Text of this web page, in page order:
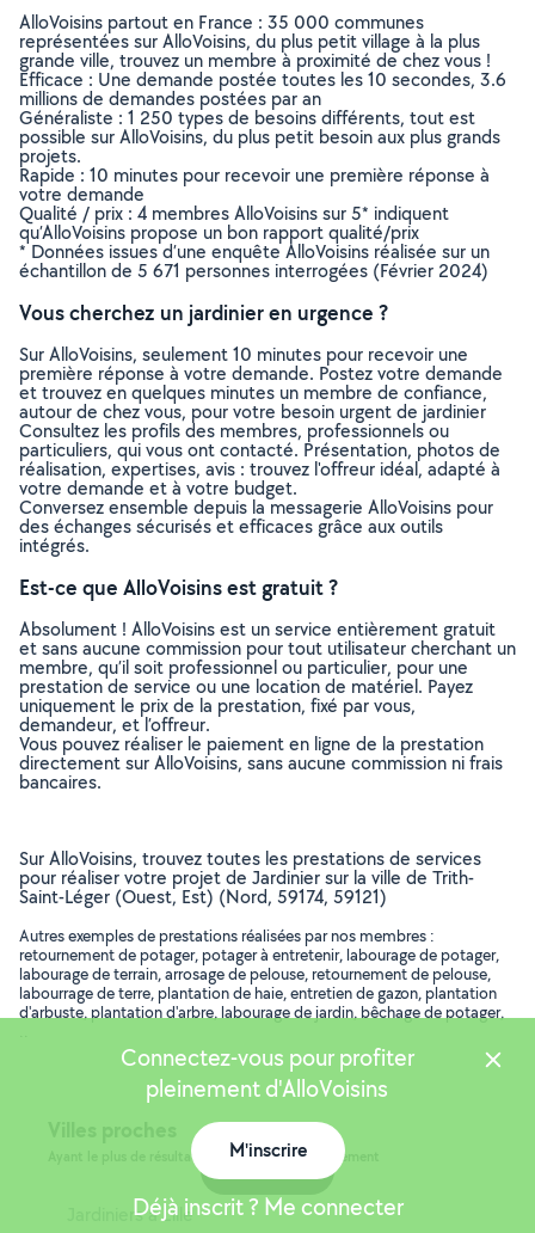
AlloVoisins partout en France : 35 000 communes
représentées sur AlloVoisins, du plus petit village à la plus
grande ville, trouvez un membre à proximité de chez vous !
Efficace : Une demande postée toutes les 10 secondes, 3.6
millions de demandes postées par an
Généraliste : 1 250 types de besoins différents, tout est
possible sur AlloVoisins, du plus petit besoin aux plus grands
projets.
Rapide : 10 minutes pour recevoir une première réponse à
votre demande
Qualité / prix : 4 membres AlloVoisins sur 5* indiquent
qu’AlloVoisins propose un bon rapport qualité/prix
* Données issues d’une enquête AlloVoisins réalisée sur un
échantillon de 5 671 personnes interrogées (Février 2024)
Vous cherchez un jardinier en urgence ?
Sur AlloVoisins, seulement 10 minutes pour recevoir une
première réponse à votre demande. Postez votre demande
et trouvez en quelques minutes un membre de confiance,
autour de chez vous, pour votre besoin urgent de jardinier
Consultez les profils des membres, professionnels ou
particuliers, qui vous ont contacté. Présentation, photos de
réalisation, expertises, avis : trouvez l'offreur idéal, adapté à
votre demande et à votre budget.
Conversez ensemble depuis la messagerie AlloVoisins pour
des échanges sécurisés et efficaces grâce aux outils
intégrés.
Est-ce que AlloVoisins est gratuit ?
Absolument ! AlloVoisins est un service entièrement gratuit
et sans aucune commission pour tout utilisateur cherchant un
membre, qu’il soit professionnel ou particulier, pour une
prestation de service ou une location de matériel. Payez
uniquement le prix de la prestation, fixé par vous,
demandeur, et l’offreur.
Vous pouvez réaliser le paiement en ligne de la prestation
directement sur AlloVoisins, sans aucune commission ni frais
bancaires.
Sur AlloVoisins, trouvez toutes les prestations de services
pour réaliser votre projet de Jardinier sur la ville de Trith-
Saint-Léger (Ouest, Est) (Nord, 59174, 59121)
Autres exemples de prestations réalisées par nos membres :
retournement de potager, potager à entretenir, labourage de potager,
labourage de terrain, arrosage de pelouse, retournement de pelouse,
labourrage de terre, plantation de haie, entretien de gazon, plantation
d'arbuste, plantation d'arbre, labourage de jardin, bêchage de potager,
Ayant le plus de résultats, dans le même département
Jardiniers à Lille
Connectez-vous pour profiter
pleinement d'AlloVoisins
M'inscrire
Déjà inscrit ? Me connecter